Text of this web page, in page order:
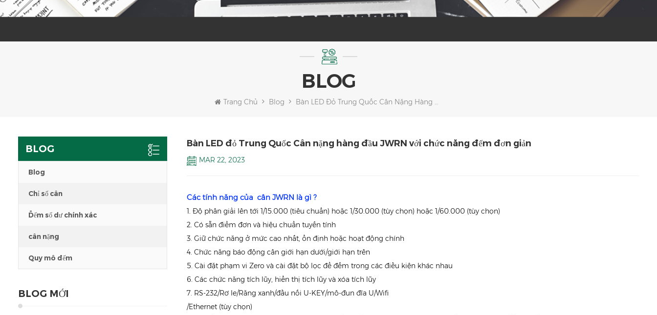
BLOG
Trang Chủ Blog Bàn LED Đỏ Trung Quốc Cân Nặng Hàng Đầu JWRN Với Chức Năng Đếm Đơn Giản
BLOG
Blog
Chỉ số cân
Đếm số dư chính xác
cân nặng
Quy mô đếm
BLOG MỚI
Bàn LED đỏ Trung Quốc Cân nặng hàng đầu JWRN với chức năng đếm đơn giản
MAR 22, 2023
Các tính năng của cân JWRN là gì ?
1. Độ phân giải lên tới 1/15.000 (tiêu chuẩn) hoặc 1/30.000 (tùy chọn) hoặc 1/60.000 (tùy chọn)
2. Có sẵn điểm đơn và hiệu chuẩn tuyến tính
3. Giữ chức năng ở mức cao nhất, ổn định hoặc hoạt động chính
4. Chức năng báo động cân giới hạn dưới/giới hạn trên
5. Cài đặt phạm vi Zero và cài đặt bộ lọc để đếm trong các điều kiện khác nhau
6. Các chức năng tích lũy, hiển thị tích lũy và xóa tích lũy
7. RS-232/Rơ le/Răng xanh/đầu nối U-KEY/mô-đun đĩa U/Wifi
/Ethernet (tùy chọn)